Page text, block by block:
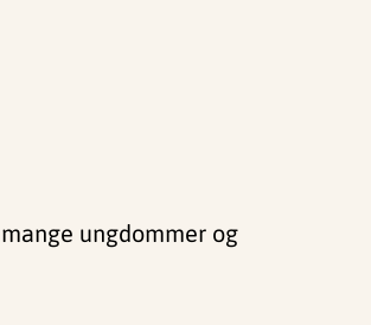
ungdommer og